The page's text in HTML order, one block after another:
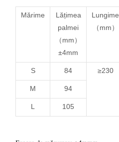
Mărime
Lățimea
palmei
（mm）
±4mm
Lungime
（mm）
S 84 ≥230
M 94
L 105